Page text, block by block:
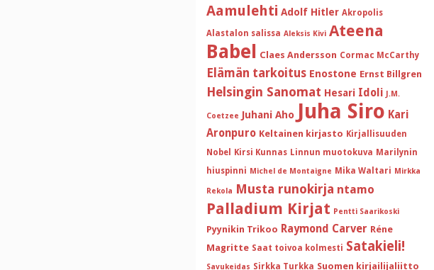
Aamulehti Adolf Hitler Akropolis
Alastalon salissa Aleksis Kivi Ateena
Babel Claes Andersson Cormac McCarthy
Elämän tarkoitus Enostone Ernst Billgren
Helsingin Sanomat Hesari Idoli J.M.
Coetzee Juhani Aho Juha Siro Kari
Aronpuro Keltainen kirjasto Kirjallisuuden
Nobel
Kirsi Kunnas Linnun muotokuva Marilynin
hiuspinni Michel de Montaigne Mika Waltari Mirkka
Rekola Musta runokirja ntamo
Palladium Kirjat Pentti Saarikoski
Pyynikin Trikoo Raymond Carver Réne
Magritte Saat toivoa kolmesti Satakieli!
Savukeidas Sirkka Turkka Suomen kirjailijaliitto